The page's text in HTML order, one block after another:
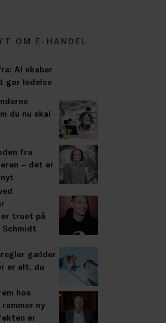
OM E-HANDEL
AI skaber
gør ledelse
du nu skal
fra
– det er
truet på
gælder
er alt, du
hos
rammer ny
er